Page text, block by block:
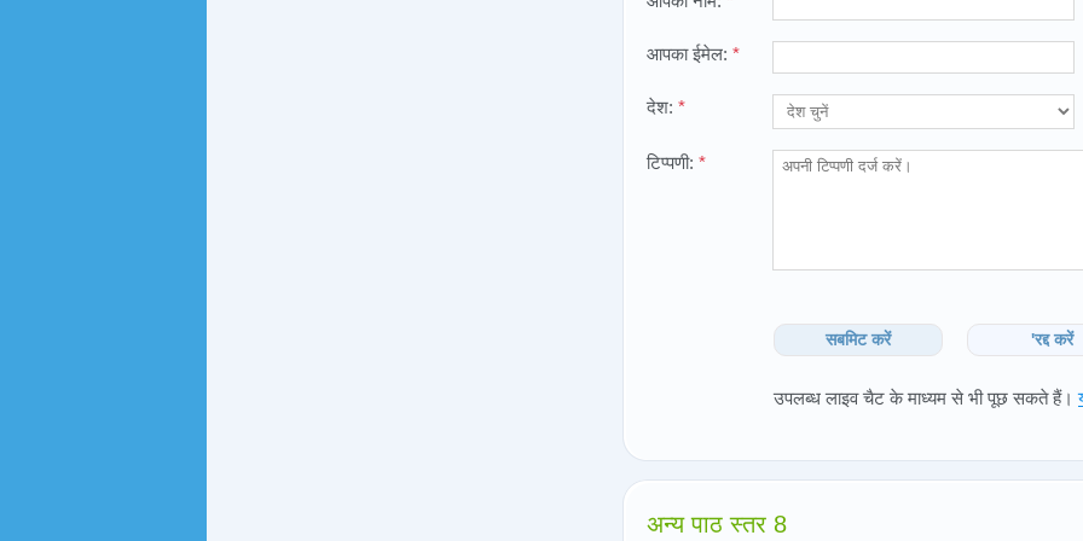
आपका ईमेल: *
देश: *
टिप्पणी: *
सबमिट करें 'रद्द करें
उपलब्ध लाइव चैट के माध्यम से भी पूछ सकते हैं।
अन्य पाठ स्तर 8